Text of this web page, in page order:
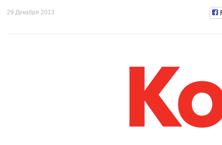
29 Декабря 2013